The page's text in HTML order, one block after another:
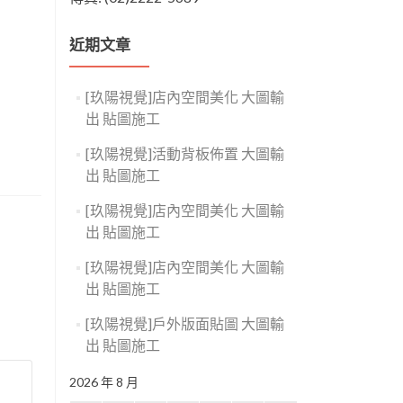
近期文章
[玖陽視覺]店內空間美化 大圖輸
出 貼圖施工
[玖陽視覺]活動背板佈置 大圖輸
出 貼圖施工
[玖陽視覺]店內空間美化 大圖輸
出 貼圖施工
[玖陽視覺]店內空間美化 大圖輸
出 貼圖施工
[玖陽視覺]戶外版面貼圖 大圖輸
出 貼圖施工
2026 年 8 月